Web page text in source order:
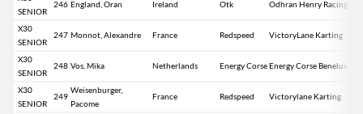
SENIOR
246 England, Oran Ireland Otk Odhran Henry Racing
X30
SENIOR
247 Monnot, Alexandre France Redspeed VictoryLane Karting
X30
SENIOR
248 Vos, Mika Netherlands Energy CorseEnergy Corse Benelux
X30
SENIOR
249
Weisenburger,
Pacome
France Redspeed Victorylane Karting